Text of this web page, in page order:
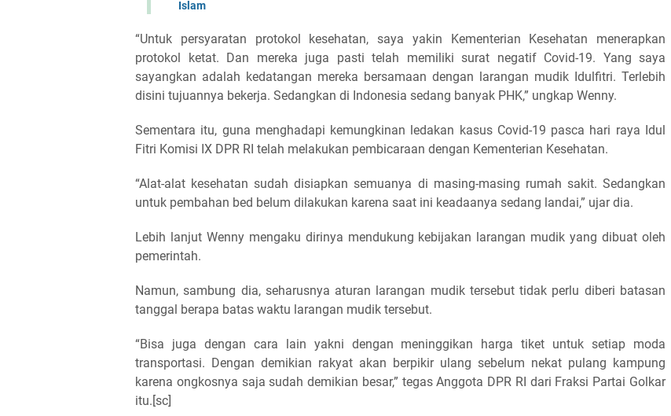
Islam
“Untuk persyaratan protokol kesehatan, saya yakin Kementerian Kesehatan menerapkan
protokol ketat. Dan mereka juga pasti telah memiliki surat negatif Covid-19. Yang saya
sayangkan adalah kedatangan mereka bersamaan dengan larangan mudik Idulfitri. Terlebih
disini tujuannya bekerja. Sedangkan di Indonesia sedang banyak PHK,” ungkap Wenny.
Sementara itu, guna menghadapi kemungkinan ledakan kasus Covid-19 pasca hari raya Idul
Fitri Komisi IX DPR RI telah melakukan pembicaraan dengan Kementerian Kesehatan.
“Alat-alat kesehatan sudah disiapkan semuanya di masing-masing rumah sakit. Sedangkan
untuk pembahan bed belum dilakukan karena saat ini keadaanya sedang landai,” ujar dia.
Lebih lanjut Wenny mengaku dirinya mendukung kebijakan larangan mudik yang dibuat oleh
pemerintah.
Namun, sambung dia, seharusnya aturan larangan mudik tersebut tidak perlu diberi batasan
tanggal berapa batas waktu larangan mudik tersebut.
“Bisa juga dengan cara lain yakni dengan meninggikan harga tiket untuk setiap moda
transportasi. Dengan demikian rakyat akan berpikir ulang sebelum nekat pulang kampung
karena ongkosnya saja sudah demikian besar,” tegas Anggota DPR RI dari Fraksi Partai Golkar
itu.[sc]